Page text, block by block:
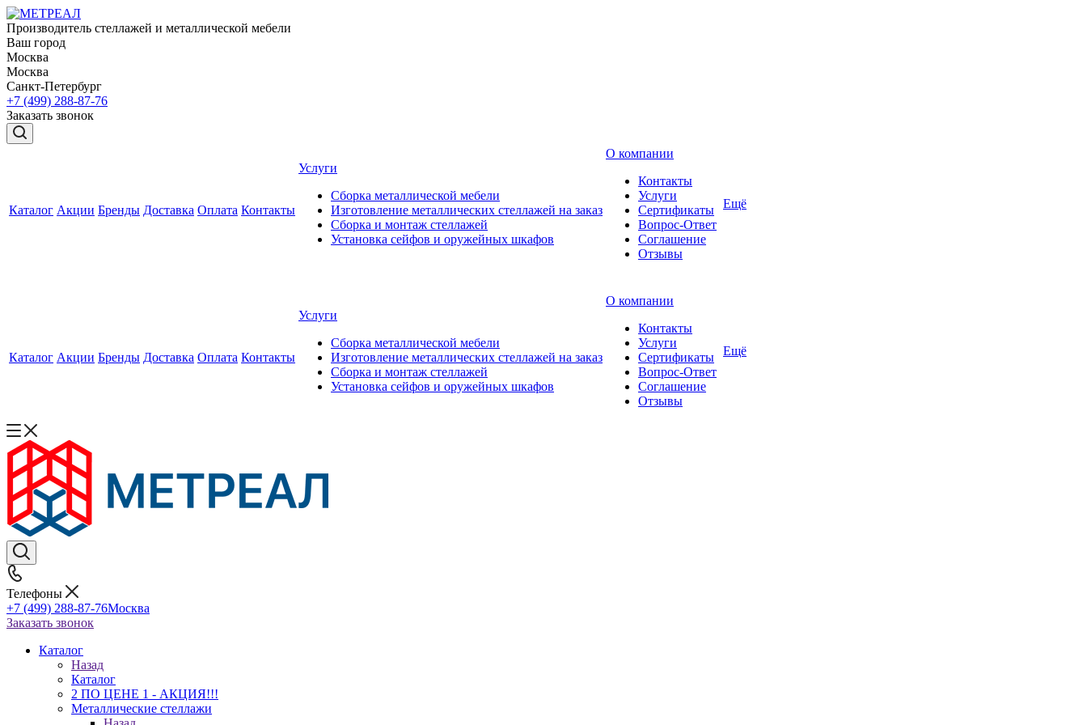
Производитель стеллажей и металлической мебели
Ваш город
Москва
Москва
Санкт-Петербург
+7 (499) 288-87-76
Заказать звонок
Каталог Акции Бренды Доставка Оплата Контакты
Услуги
Сборка металлической мебели
Изготовление металлических стеллажей на заказ
Сборка и монтаж стеллажей
Установка сейфов и оружейных шкафов
О компании
Контакты
Услуги
Сертификаты
Вопрос-Ответ
Соглашение
Отзывы
Ещё
Каталог Акции Бренды Доставка Оплата Контакты
Услуги
Сборка металлической мебели
Изготовление металлических стеллажей на заказ
Сборка и монтаж стеллажей
Установка сейфов и оружейных шкафов
О компании
Контакты
Услуги
Сертификаты
Вопрос-Ответ
Соглашение
Отзывы
Ещё
Телефоны
+7 (499) 288-87-76Москва
Заказать звонок
Каталог
Назад
Каталог
2 ПО ЦЕНЕ 1 - АКЦИЯ!!!
Металлические стеллажи